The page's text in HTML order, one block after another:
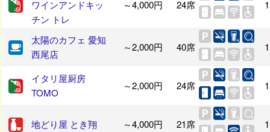
ワインアンドキッ
チン トレ
～4,000円 24席
太陽のカフェ 愛知
西尾店
～2,000円 40席
イタリ屋厨房
TOMO
～2,000円 24席
地どり屋 とき翔 ～4,000円 21席